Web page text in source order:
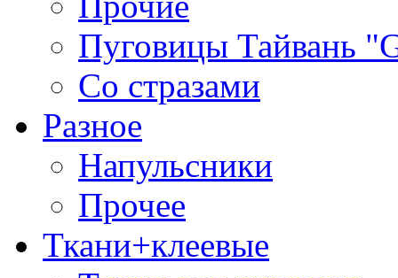
Пуговицы Тайвань
Со стразами
Разное
Напульсники
Прочее
Ткани+клеевые